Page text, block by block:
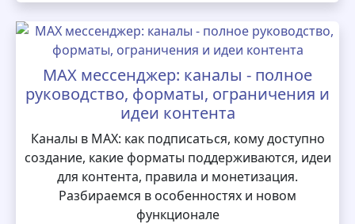
MAX мессенджер: каналы - полное
руководство, форматы, ограничения и
идеи контента
Каналы в MAX: как подписаться, кому доступно
создание, какие форматы поддерживаются, идеи
для контента, правила и монетизация.
Разбираемся в особенностях и новом
функционале